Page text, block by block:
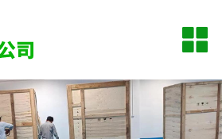
网站首页
公司简介